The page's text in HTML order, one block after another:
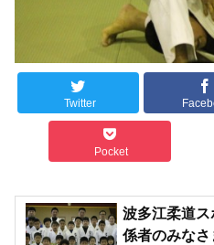
Twitter
Pocket
波多江柔道
係者のみなさ